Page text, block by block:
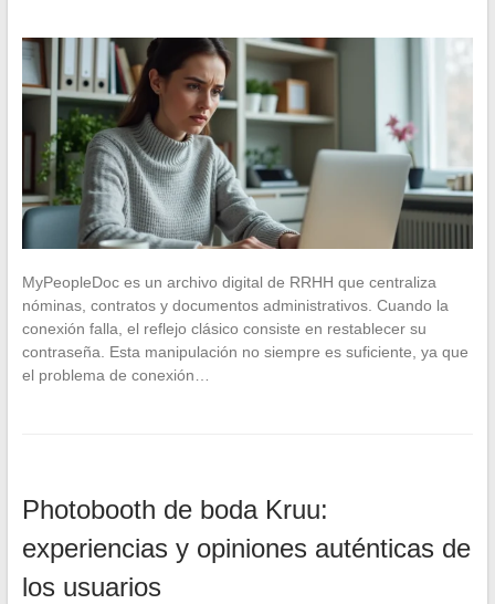
MyPeopleDoc es un archivo digital de RRHH que centraliza
nóminas, contratos y documentos administrativos. Cuando la
conexión falla, el reflejo clásico consiste en restablecer su
contraseña. Esta manipulación no siempre es suficiente, ya que
el problema de conexión…
Photobooth de boda Kruu:
experiencias y opiniones auténticas de
los usuarios